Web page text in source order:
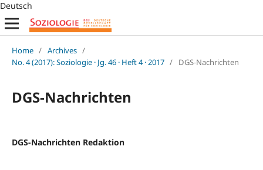
Deutsch
Home / Archives /
No. 4 (2017): Soziologie · Jg. 46 · Heft 4 · 2017 / DGS-Nachrichten
DGS-Nachrichten
DGS-Nachrichten Redaktion